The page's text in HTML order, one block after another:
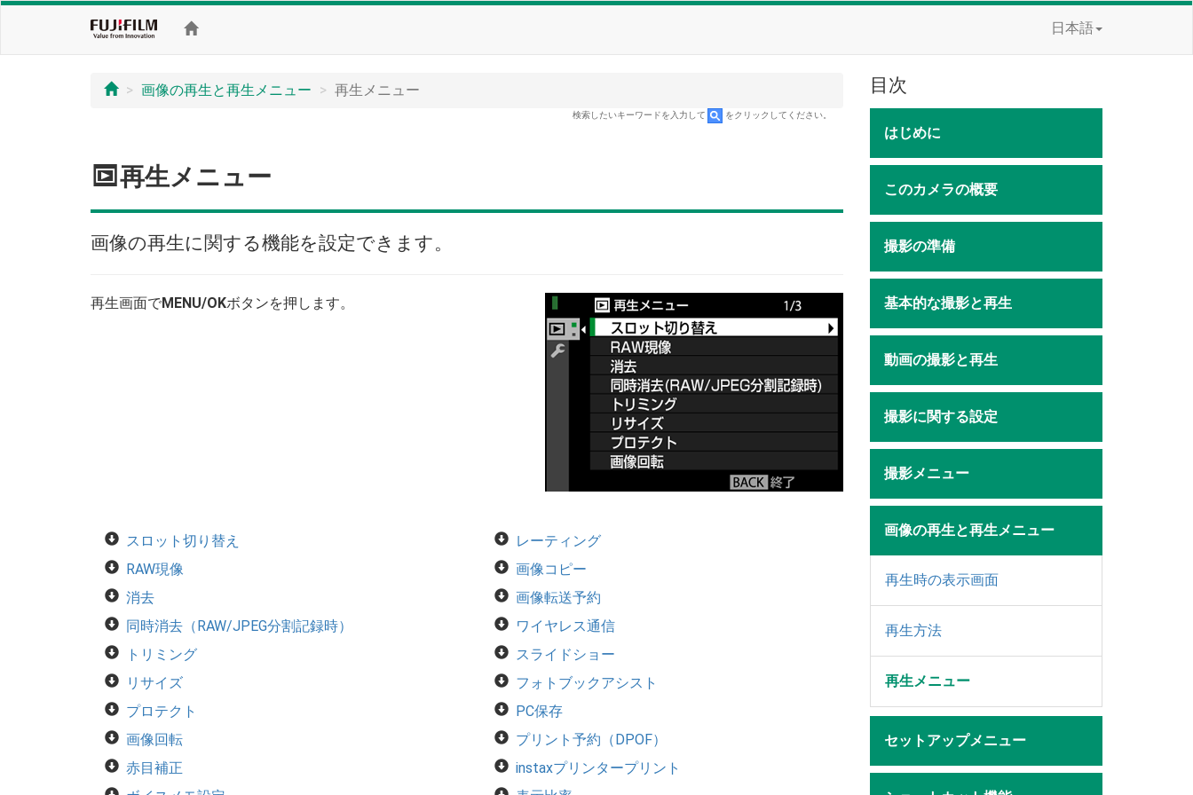
日本語
画像の再生と再生メニュー 再生メニュー
検索したいキーワードを入力して をクリックしてください。
C再生メニュー
画像の再生に関する機能を設定できます。
再生画面でMENU/OKボタンを押します。
スロット切り替え
RAW現像
消去
同時消去（RAW/JPEG分割記録時）
トリミング
リサイズ
プロテクト
画像回転
赤目補正
レーティング
画像コピー
画像転送予約
ワイヤレス通信
スライドショー
フォトブックアシスト
PC保存
プリント予約（DPOF）
instaxプリンタープリント
目次
はじめに
このカメラの概要
撮影の準備
基本的な撮影と再生
動画の撮影と再生
撮影に関する設定
撮影メニュー
画像の再生と再生メニュー
再生時の表示画面
再生方法
再生メニュー
セットアップメニュー